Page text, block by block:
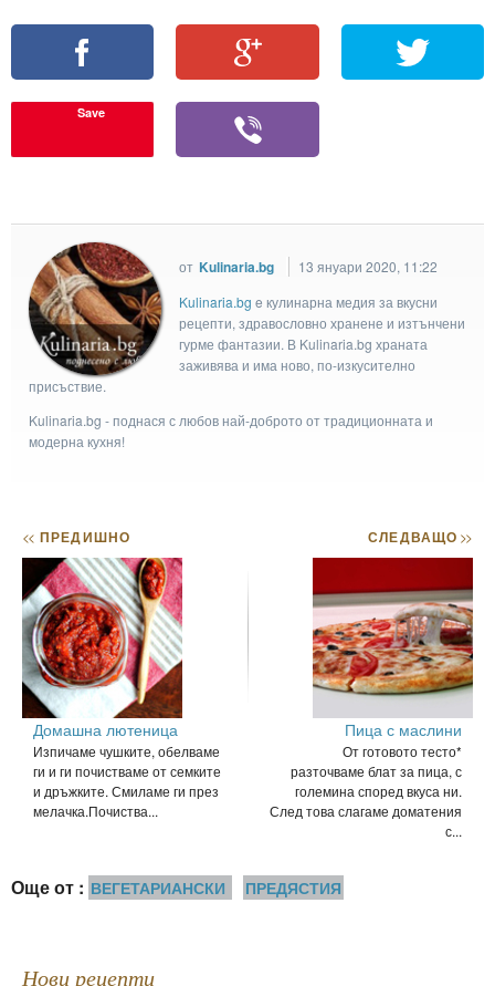
Save
от Kulinaria.bg
13 януари 2020, 11:22
Kulinaria.bg e кулинарна медия за вкусни
рецепти, здравословно хранене и изтънчени
гурме фантазии. В Kulinaria.bg храната
заживява и има ново, по-изкусително
присъствие.
Kulinaria.bg - поднася с любов най-доброто от традиционната и
модерна кухня!
<< ПРЕДИШНО
Домашна лютеница
Изпичаме чушките, обелваме
ги и ги почистваме от семките
и дръжките. Смиламе ги през
мелачка.Почиства...
СЛЕДВАЩО>>
Пица с маслини
От готовото тесто*
разточваме блат за пица, с
големина според вкуса ни.
След това слагаме доматения
с...
Още от : ВЕГЕТАРИАНСКИ ПРЕДЯСТИЯ
Нови рецепти